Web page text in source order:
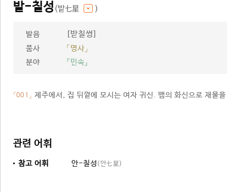
밭-칠성 (밭七星 )
발음 [받칠썽]
품사
「명사」
분야
『민속』
「001」 제주에서, 집 뒤꼍에 모시는 여자 귀신. 뱀의 화신으로 재물
관련 어휘
참고 어휘 안-칠성 (안七星)